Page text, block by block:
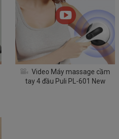
Video Máy massage cầm
tay 4 đầu Puli PL-601 New